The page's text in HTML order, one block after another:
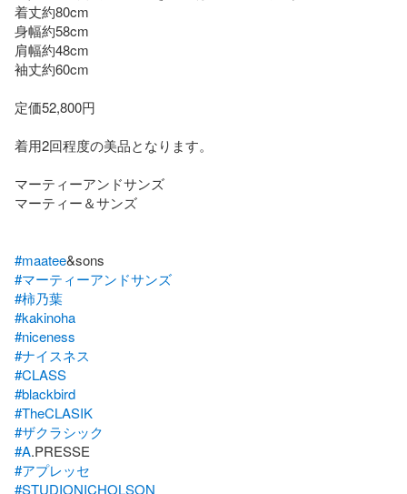
着丈約80cm
身幅約58cm
肩幅約48cm
袖丈約60cm
定価52,800円
着用2回程度の美品となります。
マーティーアンドサンズ
マーティー＆サンズ
#maatee
#マーティーアンドサンズ
#柿乃葉
#kakinoha
#niceness
#ナイスネス
#CLASS
#blackbird
#TheCLASIK
#ザクラシック
#A
#アプレッセ
#STUDIONICHOLSON